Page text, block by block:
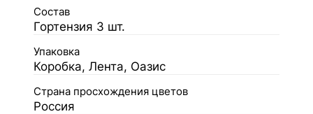
Состав
Гортензия 3 шт.
Упаковка
Коробка, Лента, Оазис
Страна просхождения цветов
Россия